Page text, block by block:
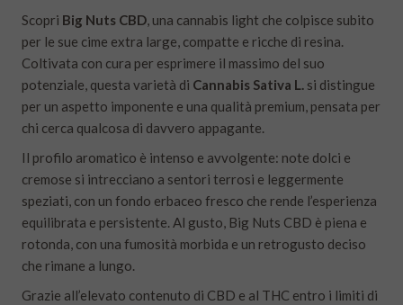
Scopri Big Nuts CBD, una cannabis light che colpisce subito
per le sue cime extra large, compatte e ricche di resina.
Coltivata con cura per esprimere il massimo del suo
potenziale, questa varietà di Cannabis Sativa L. si distingue
per un aspetto imponente e una qualità premium, pensata per
chi cerca qualcosa di davvero appagante.
Il profilo aromatico è intenso e avvolgente: note dolci e
cremose si intrecciano a sentori terrosi e leggermente
speziati, con un fondo erbaceo fresco che rende l’esperienza
equilibrata e persistente. Al gusto, Big Nuts CBD è piena e
rotonda, con una fumosità morbida e un retrogusto deciso
che rimane a lungo.
Grazie all’elevato contenuto di CBD e al THC entro i limiti di